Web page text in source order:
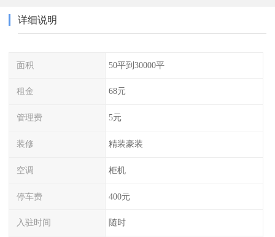
详细说明
面积 50平到30000平
租金 68元
管理费 5元
装修 精装豪装
空调 柜机
停车费 400元
入驻时间 随时